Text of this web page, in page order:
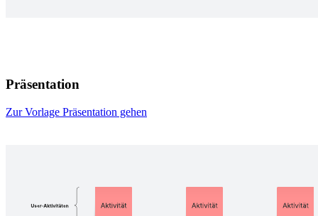
Präsentation
Zur Vorlage Präsentation gehen